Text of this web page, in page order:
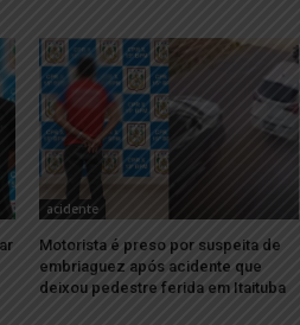
acidente
Motorista é preso por suspeita de
embriaguez após acidente que
deixou pedestre ferida em Itaituba